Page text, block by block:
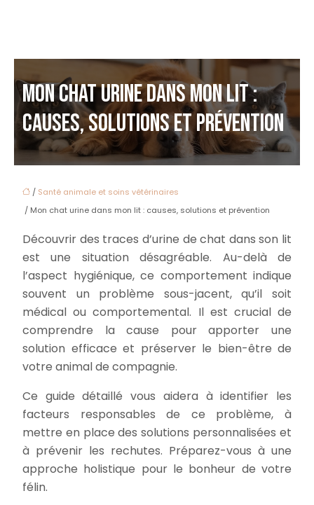
MON CHAT URINE DANS MON LIT :
CAUSES, SOLUTIONS ET PRÉVENTION
/ Santé animale et soins vétérinaires
/ Mon chat urine dans mon lit : causes, solutions et prévention
Découvrir des traces d’urine de chat dans son lit
est une situation désagréable. Au-delà de
l’aspect hygiénique, ce comportement indique
souvent un problème sous-jacent, qu’il soit
médical ou comportemental. Il est crucial de
comprendre la cause pour apporter une
solution efficace et préserver le bien-être de
votre animal de compagnie.
Ce guide détaillé vous aidera à identifier les
facteurs responsables de ce problème, à
mettre en place des solutions personnalisées et
à prévenir les rechutes. Préparez-vous à une
approche holistique pour le bonheur de votre
félin.